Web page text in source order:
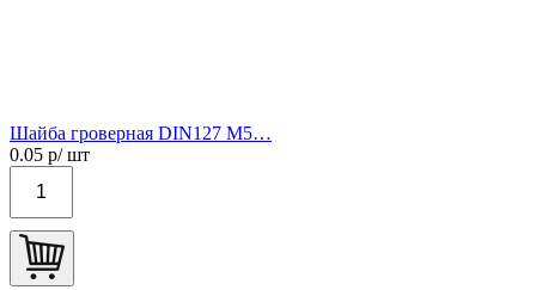
Шайба гроверная DIN127 М5…
0.05 р/ шт